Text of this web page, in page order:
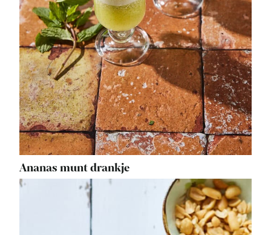
Ananas munt drankje